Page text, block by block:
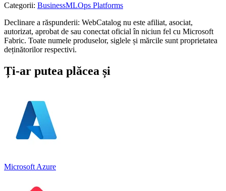
Categorii: BusinessMLOps Platforms
Declinare a răspunderii: WebCatalog nu este afiliat, asociat,
autorizat, aprobat de sau conectat oficial în niciun fel cu Microsoft
Fabric. Toate numele produselor, siglele și mărcile sunt proprietatea
deținătorilor respectivi.
Ți-ar putea plăcea și
Microsoft Azure